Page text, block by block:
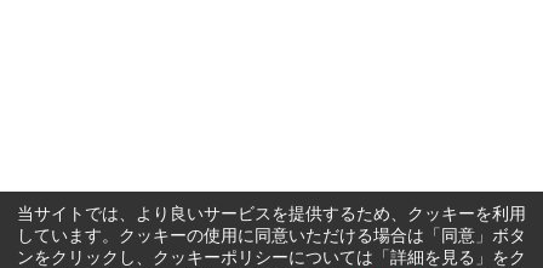
当サイトでは、より良いサービスを提供するため、クッキーを利用
しています。クッキーの使用に同意いただける場合は「同意」ボタ
ンをクリックし、クッキーポリシーについては「詳細を見る」をク